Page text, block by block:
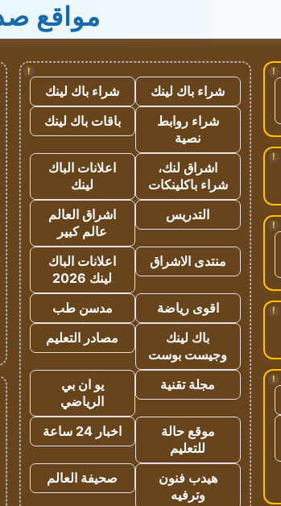
مواقع
!
!
!
!
!
!
شراء باك لينك
شراء باك لينك
شراء روابط
نصية
باقات باك لينك
اشراق لنك،
شراء باكلينكات
اعلانات الباك
لينك
التدريس
اشراق العالم
عالم كبير
منتدى الاشراق
اعلانات الباك
لينك 2026
اقوى رياضة
مدسن طب
باك لينك
وجيست بوست
مصادر التعليم
مجلة تقنية
يو ان بي
الرياضي
موقع حالة
للتعليم
اخبار 24 ساعة
هيدب فنون
وترفيه
صحيفة العالم